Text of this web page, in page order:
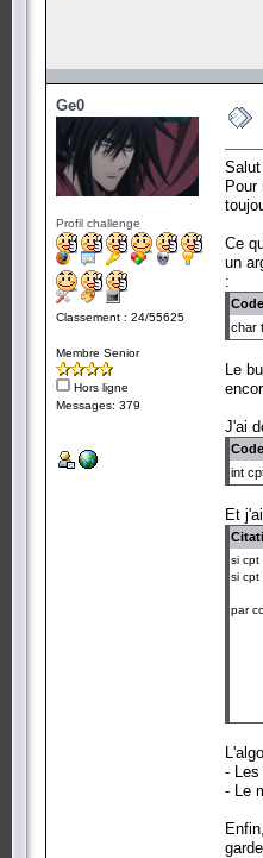
Ge0
Profil challenge
Classement : 24/55625
Membre Senior
Hors ligne
Messages: 379
Salut
Ce
un
:
char
Le
J'ai
int
Et
si cpt
si cpt
par
si
si
si
si
-
- Le